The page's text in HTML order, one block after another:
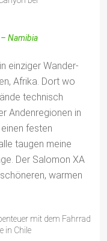
– Namibia
einziger Wander-
Afrika. Dort wo
technisch
Andenregionen in
festen
taugen meine
Der Salomon XA
warmen